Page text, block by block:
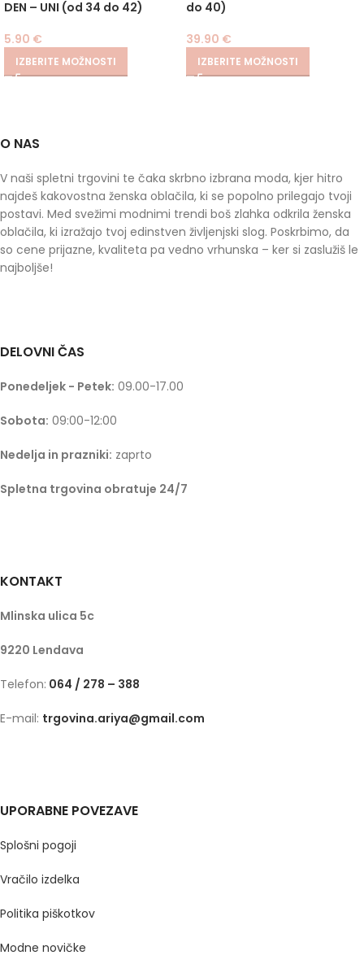
DEN – UNI (od 34 do 42)
5.90 €
IZBERITE MOŽNOSTI
do 40)
39.90 €
IZBERITE MOŽNOSTI
O NAS
V naši spletni trgovini te čaka skrbno izbrana moda, kjer hitro
najdeš kakovostna ženska oblačila, ki se popolno prilegajo tvoji
postavi. Med svežimi modnimi trendi boš zlahka odkrila ženska
oblačila, ki izražajo tvoj edinstven življenjski slog. Poskrbimo, da
so cene prijazne, kvaliteta pa vedno vrhunska – ker si zaslužiš le
najboljše!
DELOVNI ČAS
Ponedeljek - Petek: 09.00-17.00
Sobota: 09:00-12:00
Nedelja in prazniki: zaprto
Spletna trgovina obratuje 24/7
KONTAKT
Mlinska ulica 5c
9220 Lendava
Telefon: 064 / 278 – 388
E-mail: trgovina.ariya@gmail.com
UPORABNE POVEZAVE
Splošni pogoji
Vračilo izdelka
Politika piškotkov
Modne novičke